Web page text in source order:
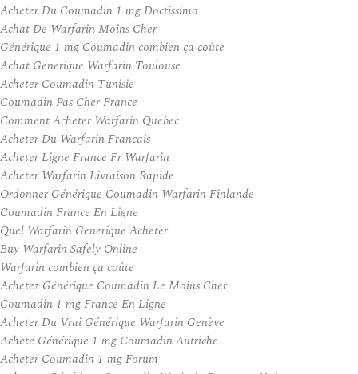
Acheter Du Coumadin 1 mg Doctissimo
Achat De Warfarin Moins Cher
Générique 1 mg Coumadin combien ça coûte
Achat Générique Warfarin Toulouse
Acheter Coumadin Tunisie
Coumadin Pas Cher France
Comment Acheter Warfarin Quebec
Acheter Du Warfarin Francais
Acheter Ligne France Fr Warfarin
Acheter Warfarin Livraison Rapide
Ordonner Générique Coumadin Warfarin Finlande
Coumadin France En Ligne
Quel Warfarin Generique Acheter
Buy Warfarin Safely Online
Warfarin combien ça coûte
Achetez Générique Coumadin Le Moins Cher
Coumadin 1 mg France En Ligne
Acheter Du Vrai Générique Warfarin Genève
Acheté Générique 1 mg Coumadin Autriche
Acheter Coumadin 1 mg Forum